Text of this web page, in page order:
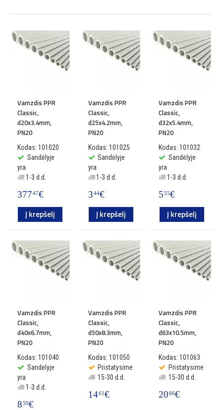
Vamzdis PPR
Classic,
d20x3.4mm,
PN20
Kodas: 101020
Sandėlyje
yra
1-3 d.d.
37747€
Į krepšelį
Vamzdis PPR
Classic,
d25x4.2mm,
PN20
Kodas: 101025
Sandėlyje
yra
1-3 d.d.
344€
Į krepšelį
Vamzdis PPR
Classic,
d32x5.4mm,
PN20
Kodas: 101032
Sandėlyje
yra
1-3 d.d.
555€
Į krepšelį
Vamzdis PPR
Classic,
d40x6.7mm,
PN20
Kodas: 101040
Sandėlyje
yra
1-3 d.d.
859€
Vamzdis PPR
Classic,
d50x8.3mm,
PN20
Kodas: 101050
Pristatysime
15-30 d.d.
1461€
Vamzdis PPR
Classic,
d63x10.5mm,
PN20
Kodas: 101063
Pristatysime
15-30 d.d.
2066€